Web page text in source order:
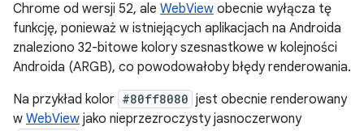
Chrome od wersji 52, ale WebView obecnie wyłącza tę
funkcję, ponieważ w istniejących aplikacjach na Androida
znaleziono 32-bitowe kolory szesnastkowe w kolejności
Androida (ARGB), co powodowałoby błędy renderowania.
Na przykład kolor #80ff8080 jest obecnie renderowany
w WebView jako nieprzezroczysty jasnoczerwony